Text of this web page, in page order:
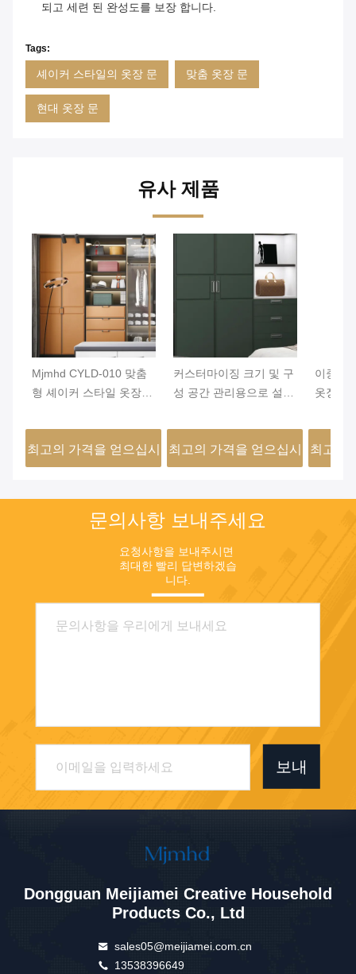
되고 세련 된 완성도를 보장 합니다.
Tags:
셰이커 스타일의 옷장 문 맞춤 옷장 문
현대 옷장 문
유사 제품
Mjmhd CYLD-010 맞춤
형 셰이커 스타일 옷장
티클 보드, PVC 라미네
이트, 알루미늄 엣지 밴
딩, 현대적인 침실 및 옷
최고의 가격을 얻으십시
커스터마이징 크기 및 구
성 공간 관리용으로 설계
라미네이트 완성 옷장 문
최고의 가격을 얻으십시
이중 개
옷장 도
사항에
용적인
최고의
문의사항 보내주세요
요청사항을 보내주시면
최대한 빨리 답변하겠습
니다.
보내
Dongguan Meijiamei Creative Household
Products Co., Ltd
sales05@meijiamei.com.cn
13538396649